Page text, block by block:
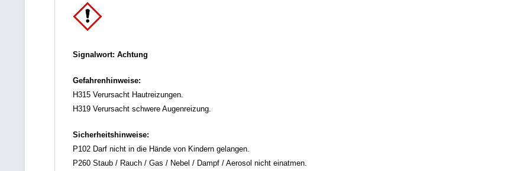
Signalwort: Achtung
Gefahrenhinweise:
H315 Verursacht Hautreizungen.
H319 Verursacht schwere Augenreizung.
Sicherheitshinweise:
P102 Darf nicht in die Hände von Kindern gelangen.
P260 Staub / Rauch / Gas / Nebel / Dampf / Aerosol nicht einatmen.